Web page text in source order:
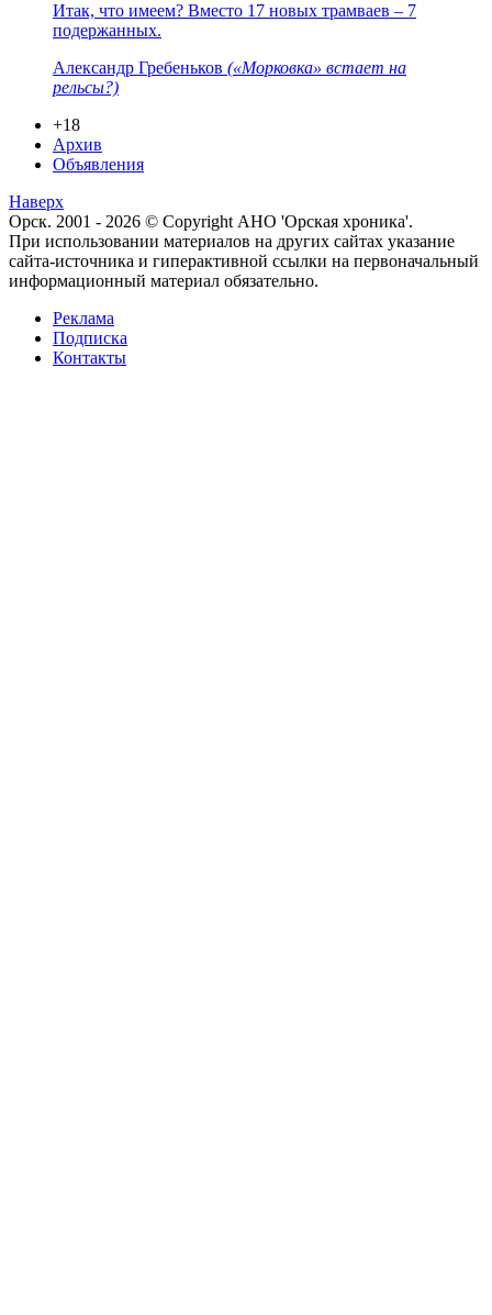
Итак, что имеем? Вместо 17 новых трамваев – 7
подержанных.
Александр Гребеньков («Морковка» встает на
рельсы?)
+18
Архив
Объявления
Наверх
Орск. 2001 - 2026 © Copyright АНО 'Орская хроника'.
При использовании материалов на других сайтах указание
сайта-источника и гиперактивной ссылки на первоначальный
информационный материал обязательно.
Реклама
Подписка
Контакты